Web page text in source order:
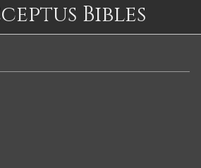
Bibles